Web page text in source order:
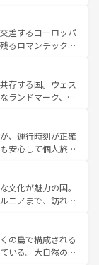
スペインはその個
。 なお、新着のスペイン情報は コ
宮殿、歴史的な大
が、訪れる者を心
国としても知ら
、プロヴァンスの
み方が可能だ。さ
おり、どの街角に
なる文化を体験で
報はコンテンツ一覧
差するヨーロッパ
るロマンチック街
ることがない。ベ
ルプスの絶景、そ
景は必見。ビール
新着の
ほしい。
存する国。ウェス
ランドマーク、歴
雅なアフタヌーン
パブ、サッカー観
富。イギリスを旅
、運行時刻が正確
安心して個人旅行
ではのユニークな
町歩きも満喫する
価も高いが、旅行
なお、新
照してほしい。
文化が魅力の国。
ニアまで、訪れる
グ、エンターテイ
。一方、アメリカ
ニオンやイエロー
の島で構成される
いる。大自然の神